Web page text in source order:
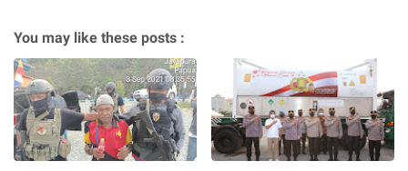
You may like these posts :